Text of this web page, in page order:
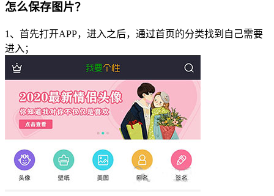
怎么保存图片？
1、首先打开APP，进入之后，通过首页的分类找到自己需要
进入；